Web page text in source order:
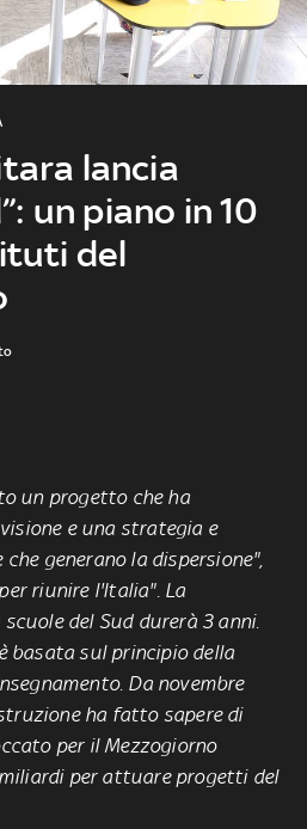
lancia
un piano in 10
del
un progetto che ha
e una strategia e
generano la dispersione",
riunire l'Italia". La
del Sud durerà 3 anni.
basata sul principio della
Da novembre
ha fatto sapere di
per il Mezzogiorno
per attuare progetti del